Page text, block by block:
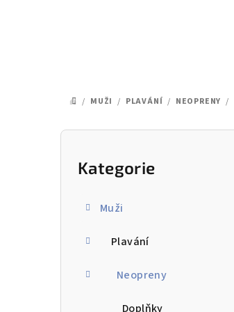
DOMŮ
/ MUŽI / PLAVÁNÍ / NEOPRENY /
P
Přeskočit
kategorie
Kategorie
Muži
Plavání
Neopreny
Doplňky